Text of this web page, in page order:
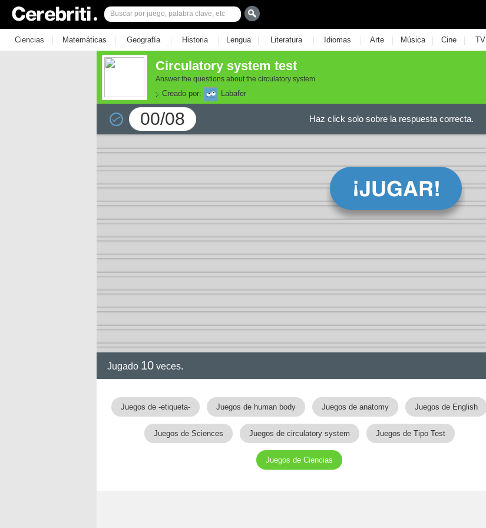
Ciencias | Matemáticas | Geografía | Historia | Lengua | Literatura | Idiomas | Arte | Música | Cine | TV
Circulatory system test
Answer the questions about the circulatory system
Creado por: Labafer
00/08 Haz click solo sobre la respuesta correcta.
Jugado 10 veces.
Juegos de -etiqueta- Juegos de human body Juegos de anatomy Juegos de English
Juegos de Sciences Juegos de circulatory system Juegos de Tipo Test
Juegos de Ciencias